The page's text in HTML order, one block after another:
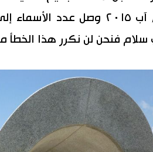
سلام فنحن لن نكرر هذا الخطأ